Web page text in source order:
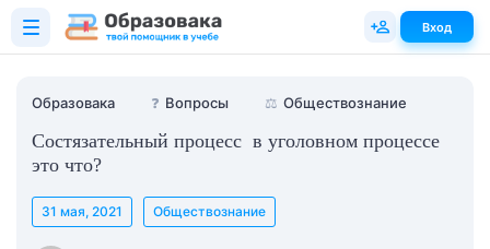
Образовака ❓ Вопросы ⚖️ Обществознание
Состязательный процесс в уголовном процессе
это что?
31 мая, 2021 Обществознание
Вход